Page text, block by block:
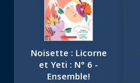
Noisette : Licorne
et Yeti : N° 6 -
Ensemble!